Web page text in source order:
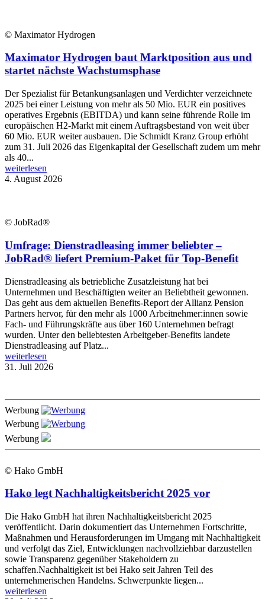
© Maximator Hydrogen
Maximator Hydrogen baut Marktposition aus und
startet nächste Wachstumsphase
Der Spezialist für Betankungsanlagen und Verdichter verzeichnete
2025 bei einer Leistung von mehr als 50 Mio. EUR ein positives
operatives Ergebnis (EBITDA) und kann seine führende Rolle im
europäischen H2-Markt mit einem Auftragsbestand von weit über
60 Mio. EUR weiter ausbauen. Die Schmidt Kranz Group erhöht
zum 31. Juli 2026 das Eigenkapital der Gesellschaft zudem um mehr
als 40...
weiterlesen
4. August 2026
© JobRad®
Umfrage: Dienstradleasing immer beliebter –
JobRad® liefert Premium-Paket für Top-Benefit
Dienstradleasing als betriebliche Zusatzleistung hat bei
Unternehmen und Beschäftigten weiter an Beliebtheit gewonnen.
Das geht aus dem aktuellen Benefits-Report der Allianz Pension
Partners hervor, für den mehr als 1000 Arbeitnehmer:innen sowie
Fach- und Führungskräfte aus über 160 Unternehmen befragt
wurden. Unter den beliebtesten Arbeitgeber-Benefits landete
Dienstradleasing auf Platz...
weiterlesen
31. Juli 2026
Werbung
Werbung
Werbung
© Hako GmbH
Hako legt Nachhaltigkeitsbericht 2025 vor
Die Hako GmbH hat ihren Nachhaltigkeitsbericht 2025
veröffentlicht. Darin dokumentiert das Unternehmen Fortschritte,
Maßnahmen und Herausforderungen im Umgang mit Nachhaltigkeit
und verfolgt das Ziel, Entwicklungen nachvollziehbar darzustellen
sowie Transparenz gegenüber Stakeholdern zu
schaffen.Nachhaltigkeit ist bei Hako seit Jahren Teil des
unternehmerischen Handelns. Schwerpunkte liegen...
weiterlesen